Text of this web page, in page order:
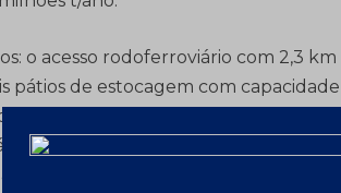
o acesso rodoferroviário com 2,3
pátios de estocagem com
início a montagem elétrica dos
e do posto de observação; o túnel
para ligação entre os pátios de